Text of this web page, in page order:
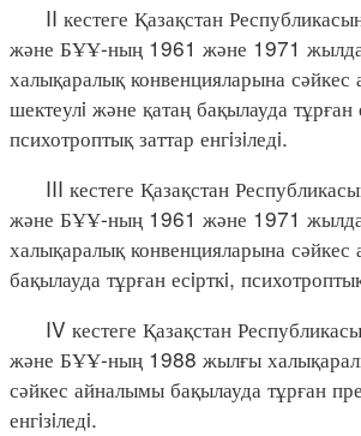
II кестеге Қазақстан
және БҰҰ-ның 1961 және 1971
халықаралық конвенцияларына
шектеулi және қатаң бақылауда
психотроптық заттар енгiзiледi.
III кестеге Қазақстан
және БҰҰ-ның 1961 және 1971
халықаралық конвенцияларына
бақылауда тұрған есiрткi,
IV кестеге Қазақстан
және БҰҰ-ның 1988 жылғы
сәйкес айналымы бақылауда тұрған
енгiзiледi.